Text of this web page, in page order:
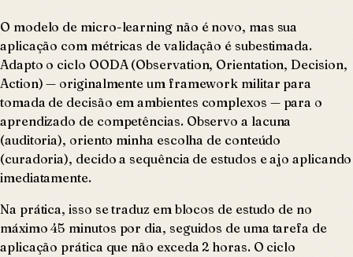
O modelo de micro-learning não é novo, mas sua
aplicação com métricas de validação é subestimada.
Adapto o ciclo OODA (Observation, Orientation, Decision,
Action) — originalmente um framework militar para
tomada de decisão em ambientes complexos — para o
aprendizado de competências. Observo a lacuna
(auditoria), oriento minha escolha de conteúdo
(curadoria), decido a sequência de estudos e ajo aplicando
imediatamente.
Na prática, isso se traduz em blocos de estudo de no
máximo 45 minutos por dia, seguidos de uma tarefa de
aplicação prática que não exceda 2 horas. O ciclo